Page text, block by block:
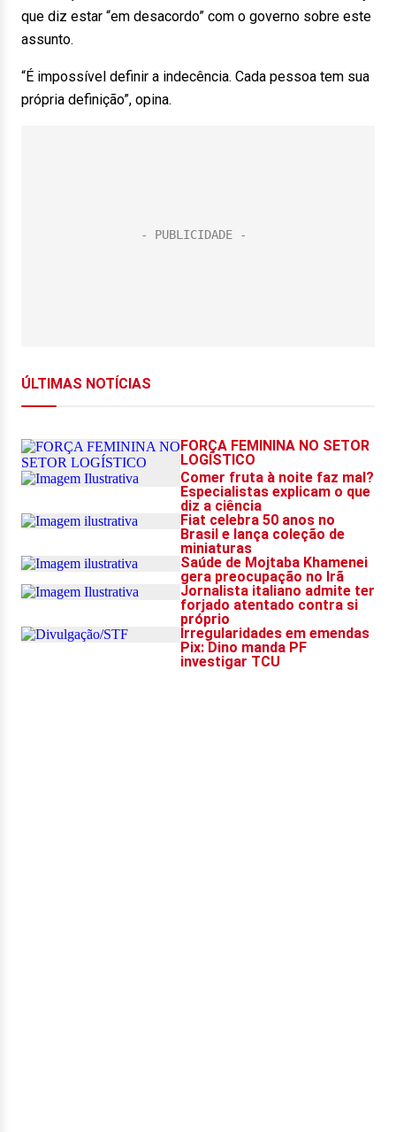
que diz estar “em desacordo” com o governo sobre este
assunto.
“É impossível definir a indecência. Cada pessoa tem sua
própria definição”, opina.